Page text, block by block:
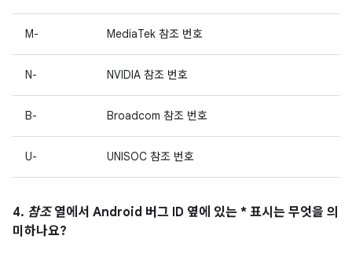
M- MediaTek 참조 번호
N- NVIDIA 참조 번호
B- Broadcom 참조 번호
U- UNISOC 참조 번호
4. 참조열에서 Android 버그 ID 옆에 있는 * 표시는 무엇을 의
미하나요?